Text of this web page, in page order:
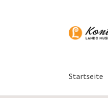
Zur
Navigation
Zum
Inhalt
Startseite